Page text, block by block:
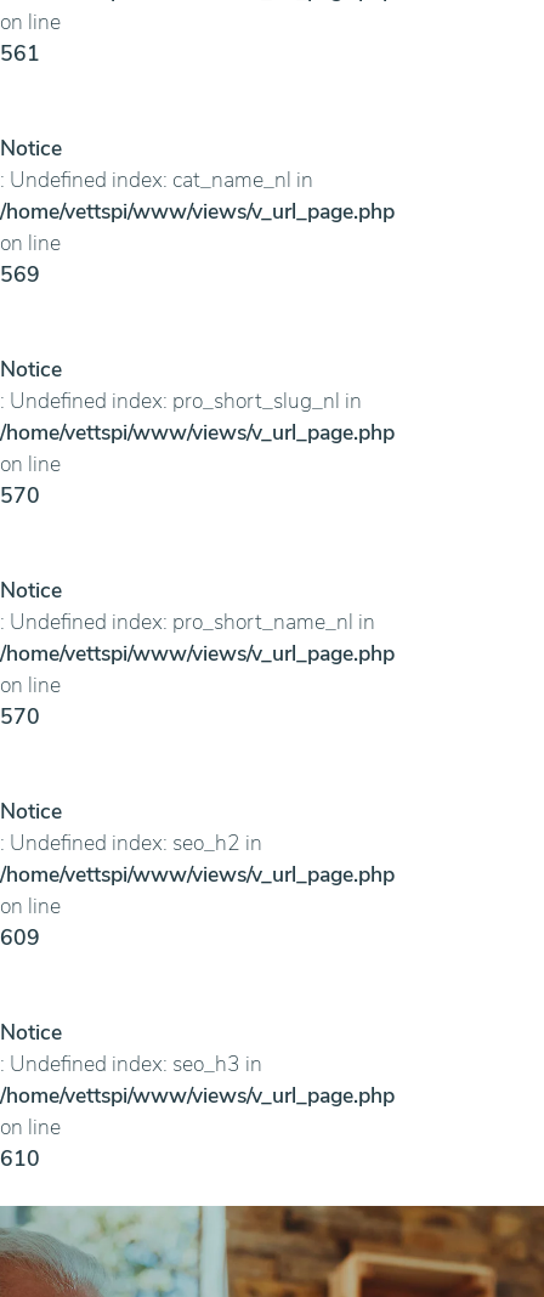
on line
561
Notice
: Undefined index: cat_name_nl in
/home/vettspi/www/views/v_url_page.php
on line
569
Notice
: Undefined index: pro_short_slug_nl in
/home/vettspi/www/views/v_url_page.php
on line
570
Notice
: Undefined index: pro_short_name_nl in
/home/vettspi/www/views/v_url_page.php
on line
570
Notice
: Undefined index: seo_h2 in
/home/vettspi/www/views/v_url_page.php
on line
609
Notice
: Undefined index: seo_h3 in
/home/vettspi/www/views/v_url_page.php
on line
610